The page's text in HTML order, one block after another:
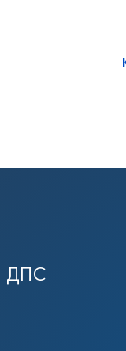
ДПС